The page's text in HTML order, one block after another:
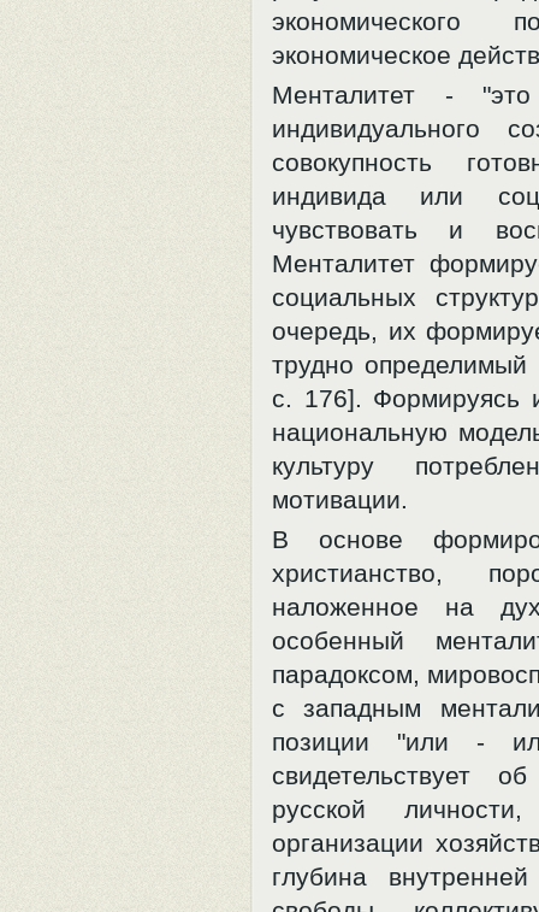
экономического
экономическое
Менталитет - "это
индивидуального
совокупность
индивида или
чувствовать и
Менталитет
социальных
очередь, их
трудно определимый
с. 176]. Формируясь
национальную
культуру
мотивации.
В основе
христианство,
наложенное на
особенный
парадоксом,
с западным
позиции "или -
свидетельствует
русской
организации
глубина